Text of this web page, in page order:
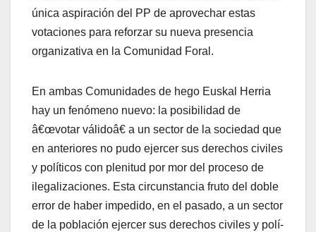
única aspiración del PP de aprovechar estas
votaciones para reforzar su nueva presencia
organizativa en la Comunidad Foral.
En ambas Comunidades de hego Euskal Herria
hay un fenómeno nuevo: la posibilidad de
â€œvotar válidoâ€ a un sector de la sociedad que
en anteriores no pudo ejercer sus derechos civiles
y polí­ticos con plenitud por mor del proceso de
ilegalizaciones. Esta circunstancia fruto del doble
error de haber impedido, en el pasado, a un sector
de la población ejercer sus derechos civiles y polí­